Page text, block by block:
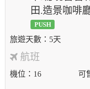
田.造景咖啡
PUSH
5天
航班
機位 16 可